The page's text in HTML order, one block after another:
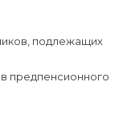
подлежащих
предпенсионного